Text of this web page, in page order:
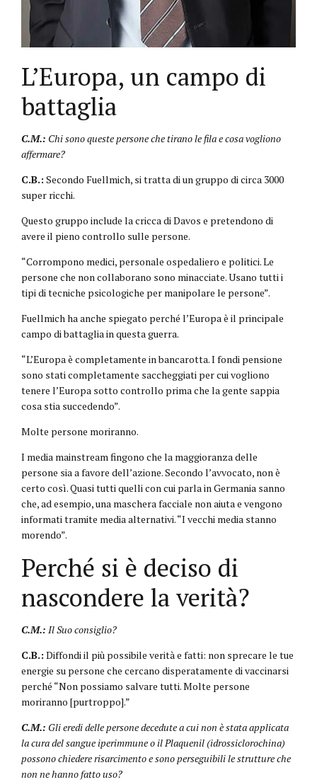
L’Europa, un campo di
battaglia
C.M.: Chi sono queste persone che tirano le fila e cosa vogliono
affermare?
C.B.: Secondo Fuellmich, si tratta di un gruppo di circa 3000
super ricchi.
Questo gruppo include la cricca di Davos e pretendono di
avere il pieno controllo sulle persone.
“Corrompono medici, personale ospedaliero e politici. Le
persone che non collaborano sono minacciate. Usano tutti i
tipi di tecniche psicologiche per manipolare le persone”.
Fuellmich ha anche spiegato perché l’Europa è il principale
campo di battaglia in questa guerra.
“L’Europa è completamente in bancarotta. I fondi pensione
sono stati completamente saccheggiati per cui vogliono
tenere l’Europa sotto controllo prima che la gente sappia
cosa stia succedendo”.
Molte persone moriranno.
I media mainstream fingono che la maggioranza delle
persone sia a favore dell’azione. Secondo l’avvocato, non è
certo così. Quasi tutti quelli con cui parla in Germania sanno
che, ad esempio, una maschera facciale non aiuta e vengono
informati tramite media alternativi. “I vecchi media stanno
morendo”.
Perché si è deciso di
nascondere la verità?
C.M.: Il Suo consiglio?
C.B.: Diffondi il più possibile verità e fatti: non sprecare le tue
energie su persone che cercano disperatamente di vaccinarsi
perché “Non possiamo salvare tutti. Molte persone
moriranno [purtroppo].”
C.M.: Gli eredi delle persone decedute a cui non è stata applicata
la cura del sangue iperimmune o il Plaquenil (idrossiclorochina)
possono chiedere risarcimento e sono perseguibili le strutture che
non ne hanno fatto uso?